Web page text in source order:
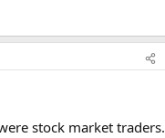
stock market traders.